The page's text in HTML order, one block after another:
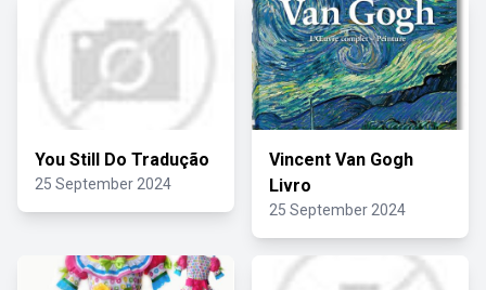
You Still Do Tradução
25 September 2024
Vincent Van Gogh
Livro
25 September 2024